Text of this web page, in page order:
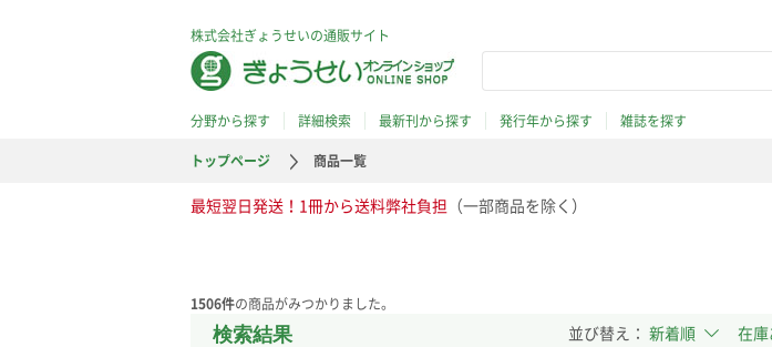
株式会社ぎょうせいの通販サイト
分野から探す 詳細検索 最新刊から探す 発行年から探す
雑誌を探す
トップページ
商品一覧
最短翌日発送！1冊から送料弊社負担 （一部商品を除く）
1506件の商品がみつかりました。
検索結果 並び替え：